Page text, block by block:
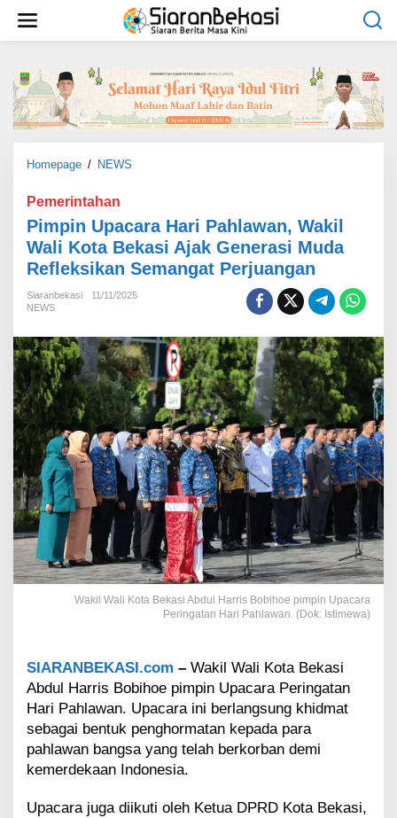
w
Homepage / NEWS
i
n
U
a
r
a
H
a
r
i
P
a
h
a
w
a
n
,
W
l
W
a
i
K
o
a
Pemerintahan
Pimpin Upacara Hari Pahlawan, Wakil
Wali Kota Bekasi Ajak Generasi Muda
Refleksikan Semangat Perjuangan
Siaranbekasi
11/11/2025
NEWS
Wakil Wali Kota Bekasi Abdul Harris Bobihoe pimpin Upacara
Peringatan Hari Pahlawan. (Dok: Istimewa)
SIARANBEKASI.com – Wakil Wali Kota Bekasi
Abdul Harris Bobihoe pimpin Upacara Peringatan
Hari Pahlawan. Upacara ini berlangsung khidmat
sebagai bentuk penghormatan kepada para
pahlawan bangsa yang telah berkorban demi
kemerdekaan Indonesia.
Upacara juga diikuti oleh Ketua DPRD Kota Bekasi,